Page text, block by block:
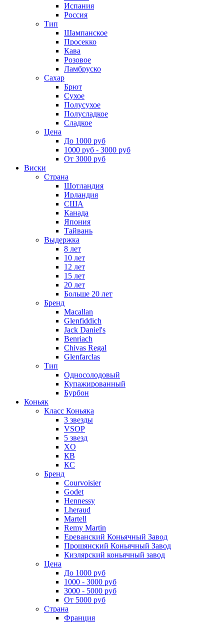
Испания
Россия
Тип
Шампанское
Просекко
Кава
Розовое
Ламбруско
Сахар
Брют
Сухое
Полусухое
Полусладкое
Сладкое
Цена
До 1000 руб
1000 руб - 3000 руб
От 3000 руб
Виски
Страна
Шотландия
Ирландия
США
Канада
Япония
Тайвань
Выдержка
8 лет
10 лет
12 лет
15 лет
20 лет
Больше 20 лет
Бренд
Macallan
Glenfiddich
Jack Daniel's
Benriach
Chivas Regal
Glenfarclas
Тип
Односолодовый
Купажированный
Бурбон
Коньяк
Класс Коньяка
3 звезды
VSOP
5 звезд
XO
КВ
КС
Бренд
Courvoisier
Godet
Hennessy
Lheraud
Martell
Remy Martin
Ереванский Коньячный Завод
Прошянский Коньячный Завод
Кизлярский коньячный завод
Цена
До 1000 руб
1000 - 3000 руб
3000 - 5000 руб
От 5000 руб
Страна
Франция